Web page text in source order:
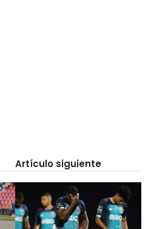
Artículo siguiente